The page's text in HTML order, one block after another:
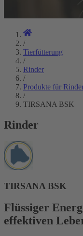
/
Tierfütterung
/
Rinder
/
Produkte für
/
TIRSANA BSK
Rinder
TIRSANA BSK
Flüssiger
effektiven